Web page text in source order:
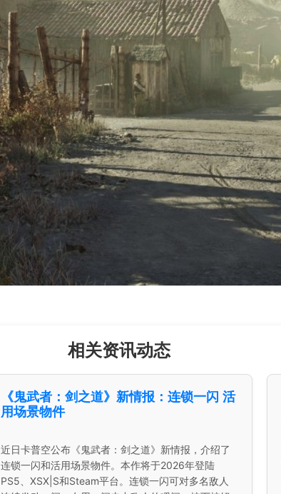
相关资讯动态
《鬼武者：剑之道》新情报：连锁一闪 活
用场景物件
近日卡普空公布《鬼武者：剑之道》新情报，介绍了
连锁一闪和活用场景物件。本作将于2026年登陆
PS5、XSX|S和Steam平台。连锁一闪可对多名敌人